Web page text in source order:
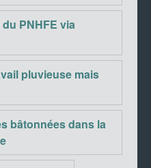
PNHFE via
pluvieuse mais
bâtonnées dans la